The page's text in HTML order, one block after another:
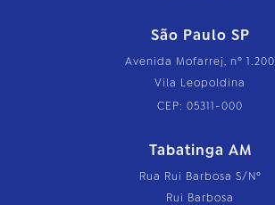
São Paulo SP
Avenida Mofarrej, nº 1.200
Vila Leopoldina
CEP: 05311-000
Tabatinga AM
Rua Rui Barbosa S/Nº
Rui Barbosa